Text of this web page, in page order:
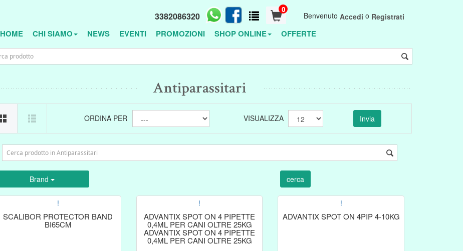
Benvenuto Accedi o Registrati
0
3382086320
HOME CHI SIAMO NEWS EVENTI PROMOZIONI SHOP ONLINE OFFERTE
Antiparassitari
ORDINA PER VISUALIZZA
Brand
!
SCALIBOR PROTECTOR BAND
BI65CM
!
ADVANTIX SPOT ON 4 PIPETTE
0,4ML PER CANI OLTRE 25KG
ADVANTIX SPOT ON 4 PIPETTE
0,4ML PER CANI OLTRE 25KG
!
ADVANTIX SPOT ON 4PIP 4-10KG